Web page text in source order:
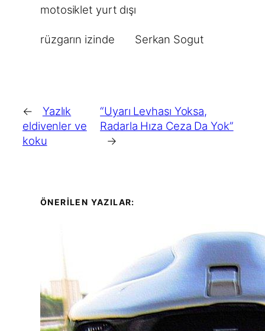
motosiklet yurt dışı
rüzgarın izinde Serkan Sogut
←
Yazlık
eldivenler ve
koku
“Uyarı Levhası Yoksa,
Radarla Hıza Ceza Da Yok”
→
ÖNERİLEN YAZILAR: